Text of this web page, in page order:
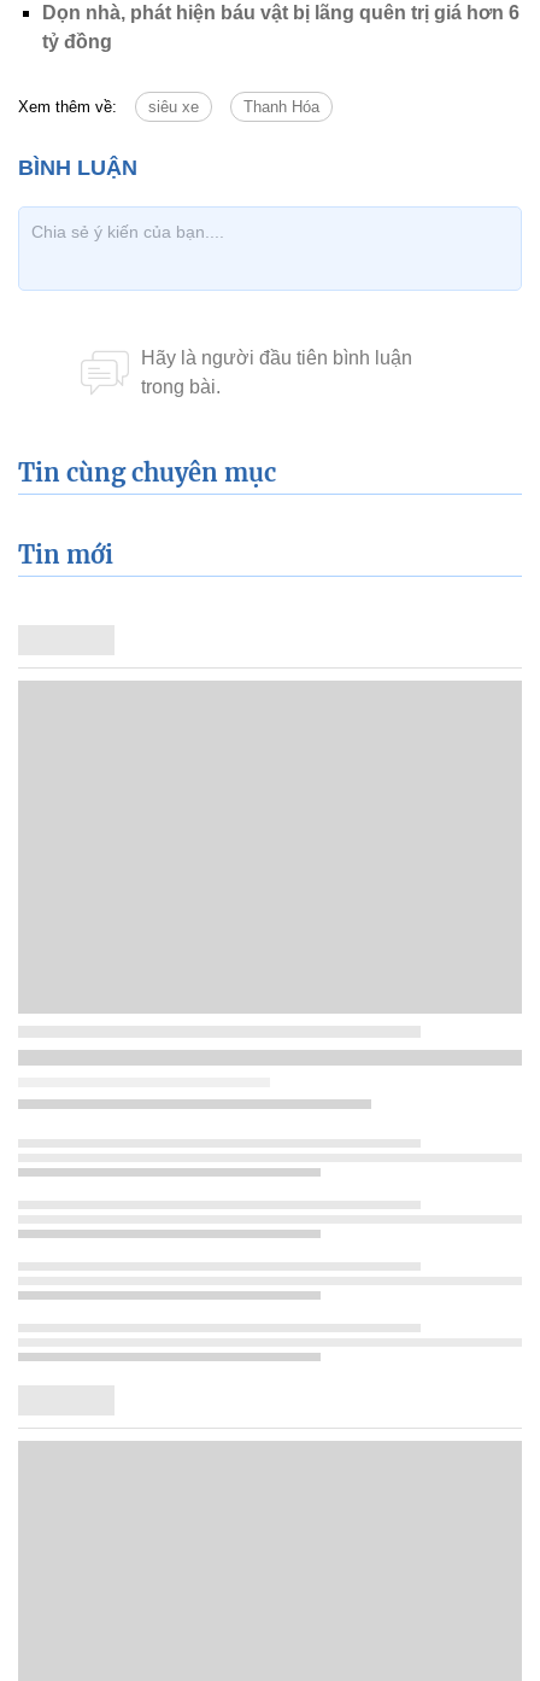
Dọn nhà, phát hiện báu vật bị lãng quên trị giá hơn 6
tỷ đồng
Xem thêm về: siêu xe Thanh Hóa
Tin cùng chuyên mục
Tin mới